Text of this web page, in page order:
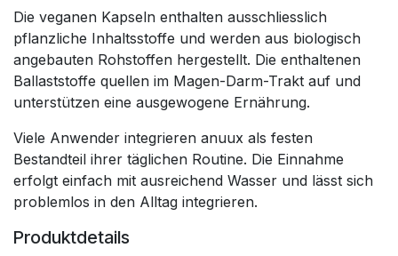
Die veganen Kapseln enthalten ausschliesslich
pflanzliche Inhaltsstoffe und werden aus biologisch
angebauten Rohstoffen hergestellt. Die enthaltenen
Ballaststoffe quellen im Magen-Darm-Trakt auf und
unterstützen eine ausgewogene Ernährung.
Viele Anwender integrieren anuux als festen
Bestandteil ihrer täglichen Routine. Die Einnahme
erfolgt einfach mit ausreichend Wasser und lässt sich
problemlos in den Alltag integrieren.
Produktdetails